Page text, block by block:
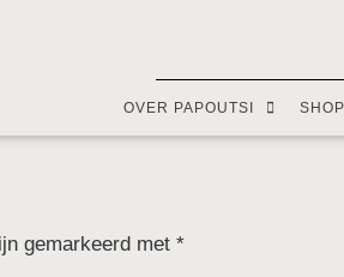
OVER PAPOUTSI SHOP
gemarkeerd met *